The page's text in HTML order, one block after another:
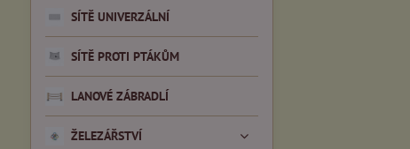
SÍTĚ UNIVERZÁLNÍ
SÍTĚ PROTI PTÁKŮM
LANOVÉ ZÁBRADLÍ
ŽELEZÁŘSTVÍ